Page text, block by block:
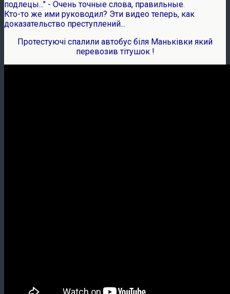
подлецы..." - Очень точные слова, правильные.
Кто-то же ими руководил? Эти видео теперь, как
доказательство преступлений...
Протестуючі спалили автобус біля Маньківки який
перевозив тітушок !